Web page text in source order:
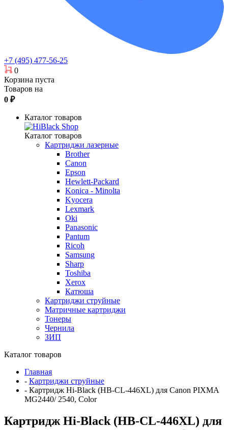
+7 (495) 477-56-25
0
Корзина пуста
Товаров на
0 ₽
Каталог товаров
Каталог товаров
Картриджи лазерные
Brother
Canon
Epson
Hewlett-Packard
Konica - Minolta
Kyocera
Lexmark
Oki
Panasonic
Pantum
Ricoh
Samsung
Sharp
Toshiba
Xerox
Катюша
Картриджи струйные
Матричные картриджи
Тонеры
Чернила
ЗИП
Каталог товаров
Главная
- Картриджи струйные
- Картридж Hi-Black (HB-CL-446XL) для Canon PIXMA
MG2440/ 2540, Color
Картридж Hi-Black (HB-CL-446XL) для